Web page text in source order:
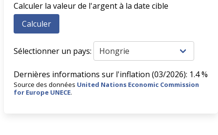
Calculer la valeur de l'argent à la date cible
Sélectionner un pays:
Dernières informations sur l'inflation (03/2026): 1.4 %
Source des données United Nations Economic Commission
for Europe UNECE.